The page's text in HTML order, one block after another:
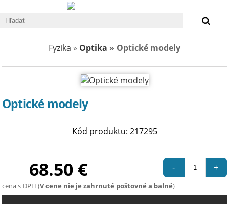
Fyzika » Optika » Optické modely
Optické modely
Kód produktu: 217295
68.50 € +
-
cena s DPH (V cene nie je zahrnuté poštovné a balné)